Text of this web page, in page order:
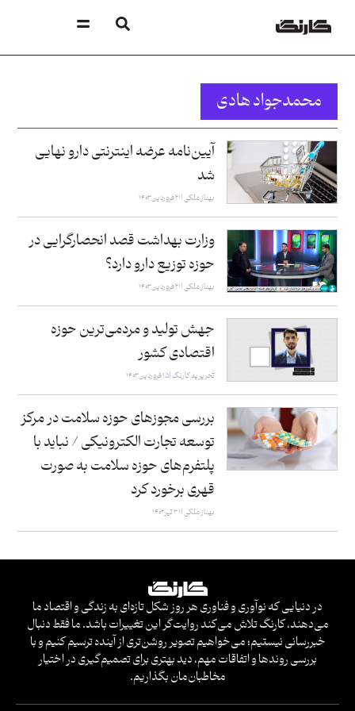
محمدجواد هادی
آیین‌نامه عرضه اینترنتی دارو نهایی
شد
بهناز ملکی ۲۱ فروردین ۱۴۰۳
وزارت بهداشت قصد انحصارگرایی در
حوزه توزیع دارو دارد؟
بهناز ملکی ۲۱ فروردین ۱۴۰۳
جهش تولید و مردمی‌ترین حوزه
اقتصادی کشور
تحریریه کارنگ ۱۵ فروردین ۱۴۰۳
بررسی مجوزهای حوزه سلامت در مرکز
توسعه تجارت الکترونیکی / نباید با
پلتفرم‌های حوزه سلامت به صورت
قهری برخورد کرد
بهناز ملکی ۳۱ تیر ۱۴۰۲
در دنیایی که نوآوری و فناوری هر روز شکل تازه‌ای به زندگی و اقتصاد ما
می‌دهند، کارنگ تلاش می‌کند روایت‌گر این تغییرات باشد. ما فقط دنبال
خبررسانی نیستیم؛ می‌خواهیم تصویر روشن‌تری از آینده ترسیم کنیم و با
بررسی روندها و اتفاقات مهم، دید بهتری برای تصمیم‌گیری در اختیار
مخاطبان‌مان بگذاریم.